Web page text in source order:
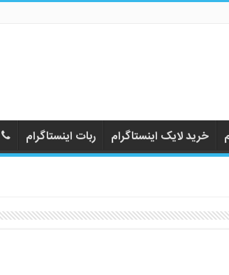
خرید لایک اینستاگرام ربات اینستاگرام